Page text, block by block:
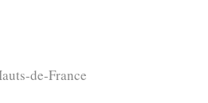
de-France